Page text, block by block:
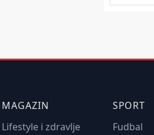
MAGAZIN
Lifestyle i zdravlje
SPORT
Fudbal